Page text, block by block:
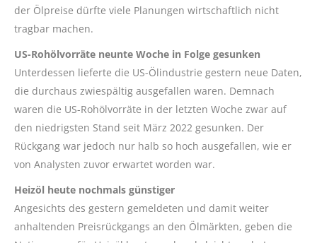
der Ölpreise dürfte viele Planungen wirtschaftlich nicht
tragbar machen.
US-Rohölvorräte neunte Woche in Folge gesunken
Unterdessen lieferte die US-Ölindustrie gestern neue Daten,
die durchaus zwiespältig ausgefallen waren. Demnach
waren die US-Rohölvorräte in der letzten Woche zwar auf
den niedrigsten Stand seit März 2022 gesunken. Der
Rückgang war jedoch nur halb so hoch ausgefallen, wie er
von Analysten zuvor erwartet worden war.
Heizöl heute nochmals günstiger
Angesichts des gestern gemeldeten und damit weiter
anhaltenden Preisrückgangs an den Ölmärkten, geben die